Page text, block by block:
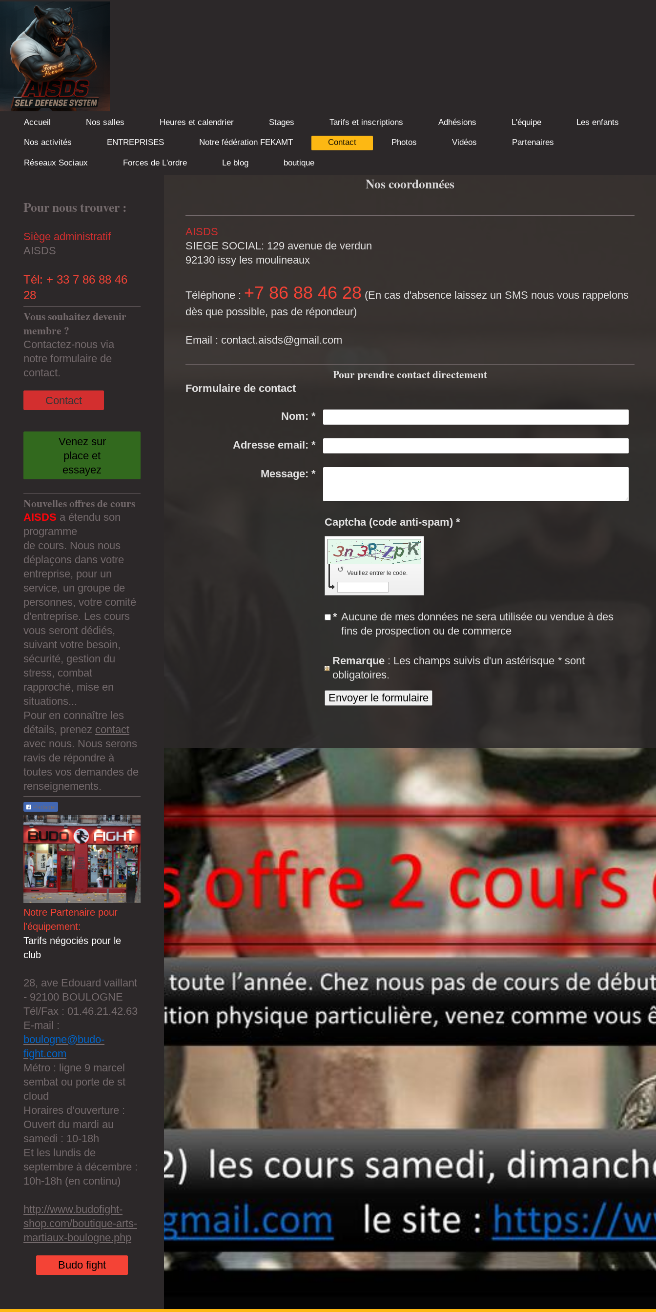
Accueil Nos salles Heures et calendrier Stages Tarifs et inscriptions Adhésions L'équipe Les enfants
Nos activités ENTREPRISES Notre fédération FEKAMT Contact Photos Vidéos Partenaires
Réseaux Sociaux Forces de L'ordre Le blog boutique
Nos coordonnées
AISDS
SIEGE SOCIAL: 129 avenue de verdun
92130 issy les moulineaux
Téléphone : +7 86 88 46 28 (En cas d'absence laissez un SMS nous vous rappelons
dès que possible, pas de répondeur)
Email : contact.aisds@gmail.com
Pour prendre contact directement
Formulaire de contact
Nom: *
Adresse email: *
Message: *
Captcha (code anti-spam) *
Veuillez entrer le code.
↺
* Aucune de mes données ne sera utilisée ou vendue à des
fins de prospection ou de commerce
Remarque : Les champs suivis d'un astérisque * sont
obligatoires.
Pour nous trouver :
Siège administratif
AISDS
Tél: + 33 7 86 88 46
28
Vous souhaitez devenir
membre ?
Contactez-nous via
notre formulaire de
contact.
Contact
Venez sur
place et
essayez
Nouvelles offres de cours
AISDS a étendu son
programme
de cours. Nous nous
déplaçons dans votre
entreprise, pour un
service, un groupe de
personnes, votre comité
d'entreprise. Les cours
vous seront dédiés,
suivant votre besoin,
sécurité, gestion du
stress, combat
rapproché, mise en
situations...
Pour en connaître les
détails, prenez contact
avec nous. Nous serons
ravis de répondre à
toutes vos demandes de
renseignements.
Partager
Notre Partenaire pour
l'équipement:
Tarifs négociés pour le
club
28, ave Edouard vaillant
- 92100 BOULOGNE
Tél/Fax : 01.46.21.42.63
E-mail :
boulogne@budo-
fight.com
Métro : ligne 9 marcel
sembat ou porte de st
cloud
Horaires d’ouverture :
Ouvert du mardi au
samedi : 10-18h
Et les lundis de
septembre à décembre :
10h-18h (en continu)
http://www.budofight-
shop.com/boutique-arts-
martiaux-boulogne.php
Budo fight